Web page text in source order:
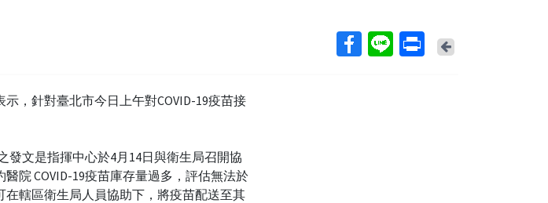
Back
，針對臺北市今日上午對COVID-19疫苗接
文是指揮中心於4月14日與衛生局召開協
院 COVID-19疫苗庫存量過多，評估無法於
轄區衛生局人員協助下，將疫苗配送至其